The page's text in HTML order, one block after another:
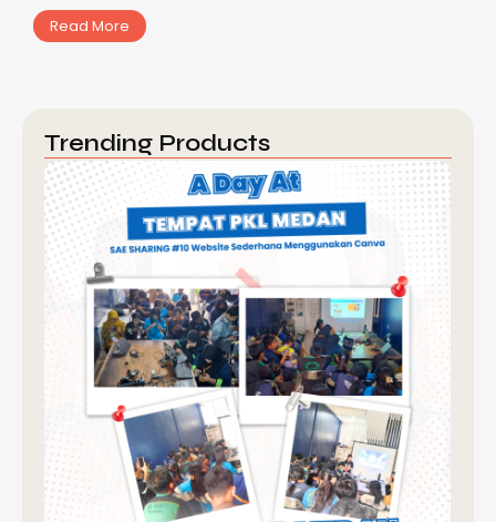
Read More
Trending Products